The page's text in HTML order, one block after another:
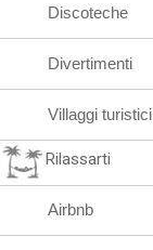
Discoteche
Divertimenti
Villaggi turistici
Rilassarti
Airbnb